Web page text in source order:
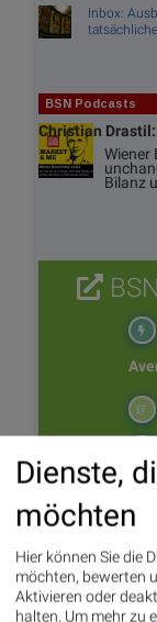
Inbox:
BSN Podcasts
Christian
Wiener
Bilanz
Dienste,
möchten
Hier können Sie die
möchten, bewerten
Aktivieren oder
halten. Um mehr zu